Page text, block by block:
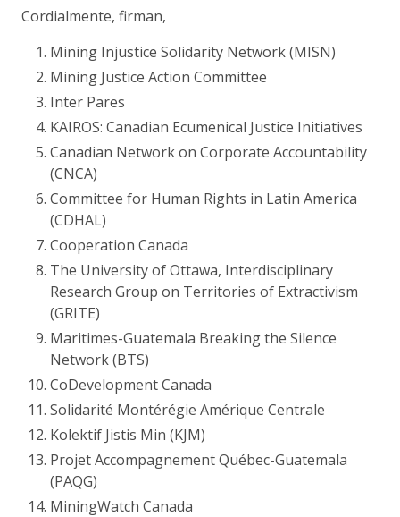
Cordialmente, firman,
Mining Injustice Solidarity Network (MISN)
Mining Justice Action Committee
Inter Pares
KAIROS: Canadian Ecumenical Justice Initiatives
Canadian Network on Corporate Accountability
(CNCA)
Committee for Human Rights in Latin America
(CDHAL)
Cooperation Canada
The University of Ottawa, Interdisciplinary
Research Group on Territories of Extractivism
(GRITE)
Maritimes-Guatemala Breaking the Silence
Network (BTS)
CoDevelopment Canada
Solidarité Montérégie Amérique Centrale
Kolektif Jistis Min (KJM)
Projet Accompagnement Québec-Guatemala
(PAQG)
MiningWatch Canada